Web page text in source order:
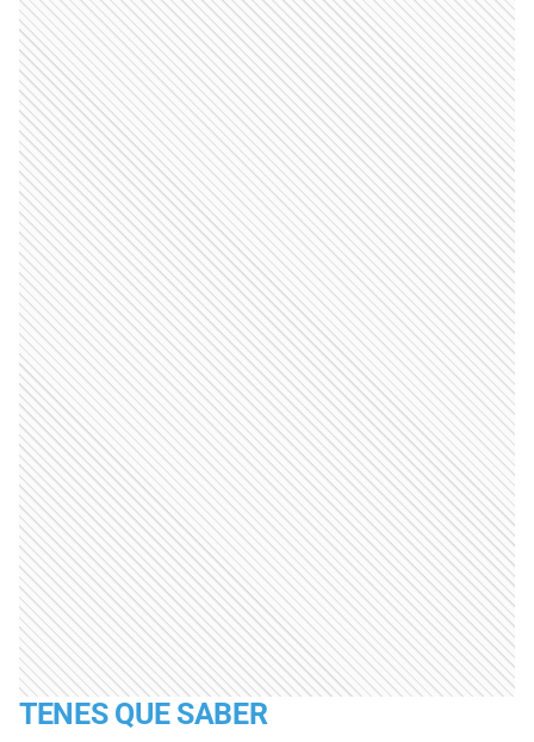
TENES QUE SABER